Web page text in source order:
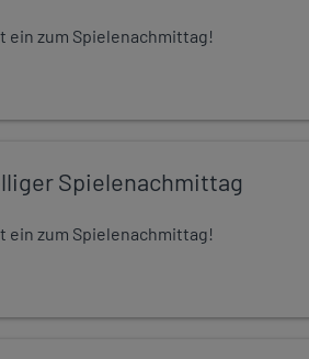
ein zum Spielenachmittag!
Spielenachmittag
ein zum Spielenachmittag!